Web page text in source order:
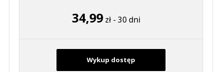
34,99 zł - 30 dni
Wykup dostęp